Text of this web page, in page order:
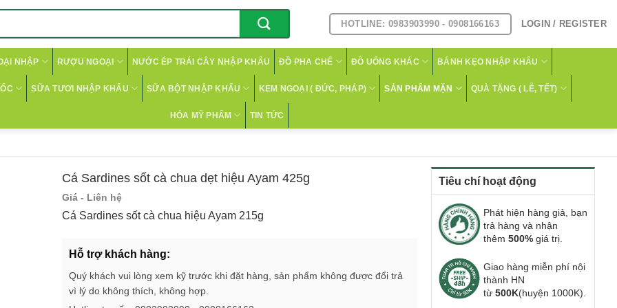
HOTLINE: 0983903990 - 0908166163 LOGIN / REGISTER
NHẬP RƯỢU NGOẠI NƯỚC ÉP TRÁI CÂY NHẬP KHẨU ĐỒ PHA CHẾ ĐỒ UỐNG KHÁC BÁNH KẸO NHẬP KHẨU
SỮA TƯƠI NHẬP KHẨU SỮA BỘT NHẬP KHẨU KEM NGOẠI ( ĐỨC, PHÁP) SẢN PHẨM MẶN QUÀ TẶNG ( LỄ, TẾT)
HÓA MỸ PHẨM TIN TỨC
Tiêu chí hoạt động
Phát hiện hàng giả, bạn
trả hàng và nhận
thêm 500% giá trị.
Giao hàng miễn phí nội
thành HN
từ 500K(huyện 1000K).
Cá Sardines sốt cà chua dẹt hiệu Ayam 425g
Giá - Liên hệ
Cá Sardines sốt cà chua hiệu Ayam 215g
Hỗ trợ khách hàng:
Quý khách vui lòng xem kỹ trước khi đặt hàng, sản phẩm không được đổi trả
vì lý do không thích, không hợp.